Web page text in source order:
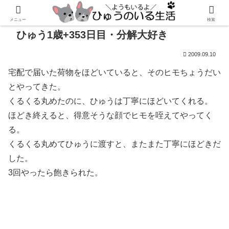
ひゅう1歳+353日目・分解大好き
2009.09.10
宅配で届いた荷物をほどいていると、そのヒモちょうだい
とやってきた。
くるくる丸めたのに、ひゅうは丁寧にほどいてくれる。
ほどき終えると、得意そうな顔でヒモを咥えてやってく
る。
くるくる丸めてひゅうに渡すと、またまた丁寧にほどきだ
した。
3回やったら飽きられた。
メニュー 検索